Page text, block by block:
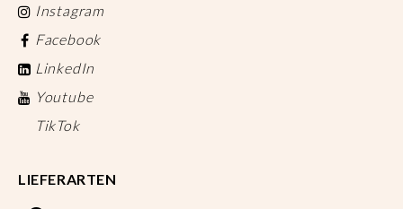
Instagram
Facebook
LinkedIn
Youtube
TikTok
LIEFERARTEN